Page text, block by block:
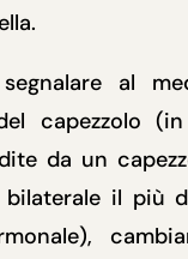
al
capezzolo
da un
il più